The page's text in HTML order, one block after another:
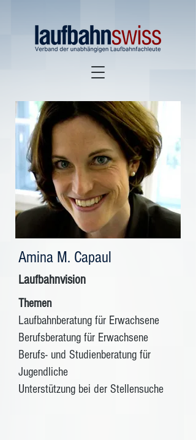
Amina M. Capaul
Laufbahnvision
Themen
Laufbahnberatung für Erwachsene
Berufsberatung für Erwachsene
​Berufs- und Studienberatung für
Jugendliche
Unterstützung bei der Stellensuche